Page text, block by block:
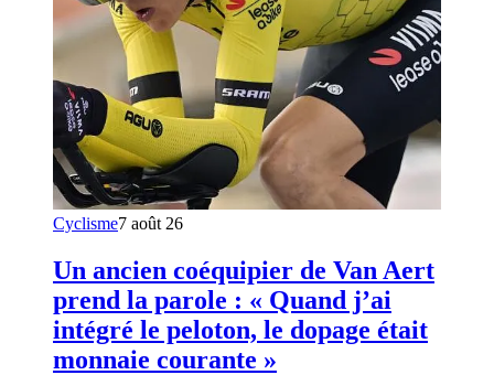
Cyclisme7 août 26
Un ancien coéquipier de Van Aert
prend la parole : « Quand j’ai
intégré le peloton, le dopage était
monnaie courante »